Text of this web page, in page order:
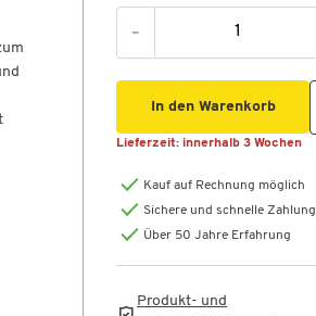
-
In den Warenkorb
Lieferzeit: innerhalb 3 Wochen
Kauf auf Rechnung möglich
Sichere und schnelle Zahlung
Über 50 Jahre Erfahrung
Produkt- und